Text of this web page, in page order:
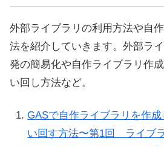
外部ライブラリの利用方法や自
法を紹介していきます。外部ラ
発の簡易化や自作ライブラリ作
い回し方法など。
GASで自作ライブラリを作
い回す方法〜第1回 ライブ